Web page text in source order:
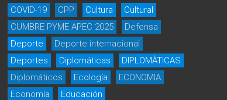
COVID-19
CPP Cultura
Cultural
CUMBRE PYME APEC 2025
Defensa
Deporte
Deporte internacional
Deportes
Diplomáticas
DIPLOMÀTICAS
Diplomáticos
Ecología
ECONOMIA
Economía
Educación